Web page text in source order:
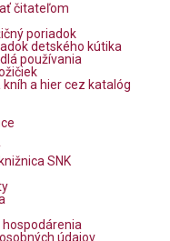
čitateľom
poriadok
detského kútika
používania
a hier cez katalóg
SNK
hospodárenia
údajov